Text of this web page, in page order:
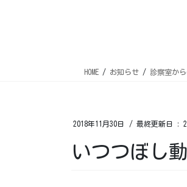
HOME お知らせ 診察室か
2018年11月30日 / 最終更新日 :
いつつぼし